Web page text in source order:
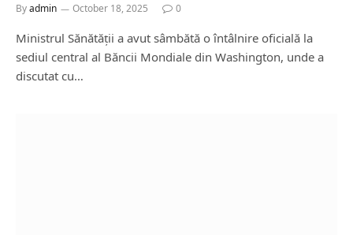
Byadmin October 18, 2025 0
Ministrul Sănătății a avut sâmbătă o întâlnire oficială la
sediul central al Băncii Mondiale din Washington, unde a
discutat cu…